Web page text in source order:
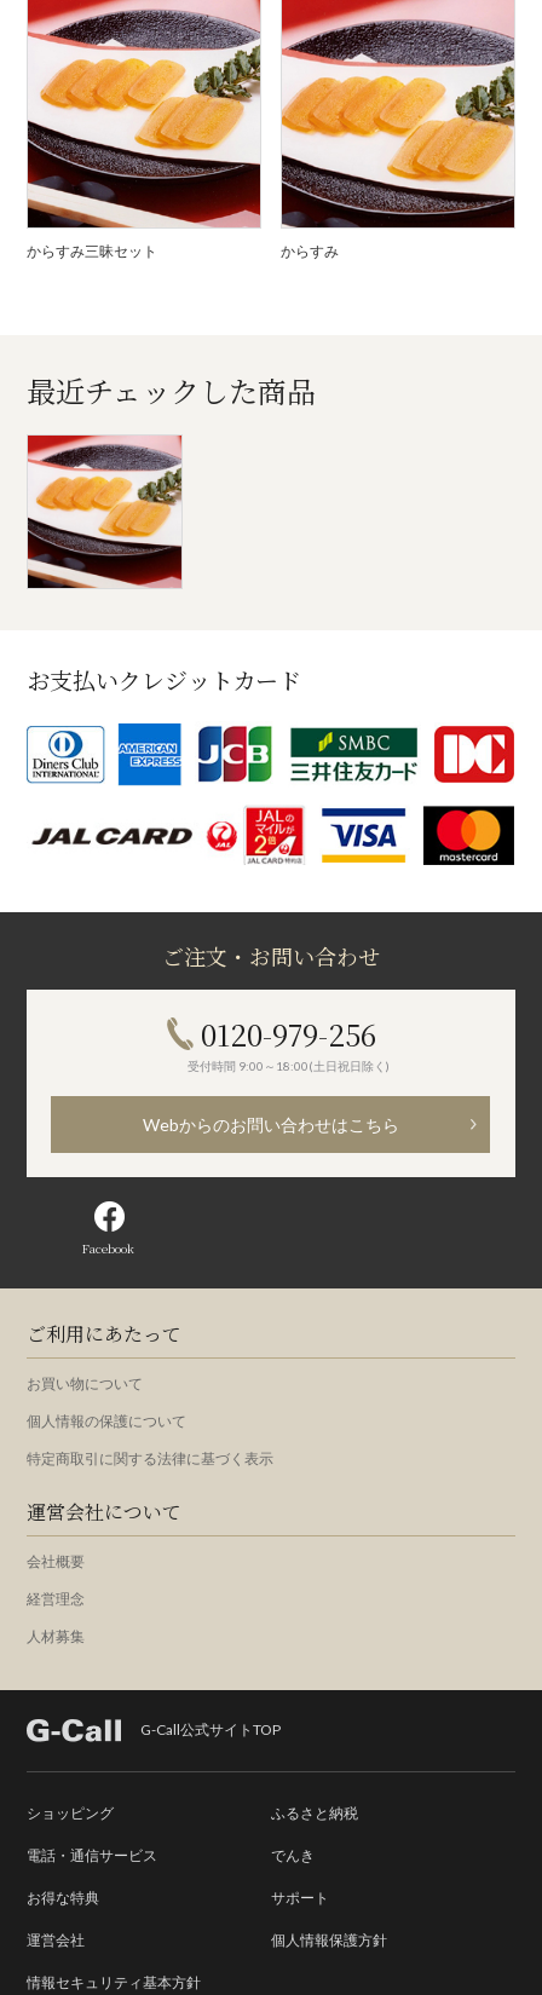
からすみ三昧セット からすみ
最近チェックした商品
お支払いクレジットカード
ご注文・お問い合わせ
0120-979-256
受付時間 9:00～18:00(土日祝日除く)
Webからのお問い合わせはこちら
Facebook
ご利用にあたって
お買い物について
個人情報の保護について
特定商取引に関する法律に基づく表示
運営会社について
会社概要
経営理念
人材募集
G-Call公式サイトTOP
ショッピング ふるさと納税
電話・通信サービス でんき
お得な特典 サポート
運営会社 個人情報保護方針
情報セキュリティ基本方針